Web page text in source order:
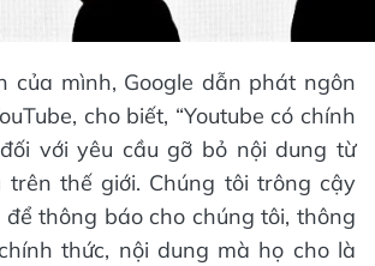
của mình, Google dẫn phát ngôn
cho biết, “Youtube có chính
với yêu cầu gỡ bỏ nội dung từ
trên thế giới. Chúng tôi trông cậy
thông báo cho chúng tôi, thông
thức, nội dung mà họ cho là